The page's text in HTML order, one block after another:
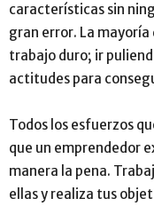
características sin
gran error. La mayoría
trabajo duro; ir
actitudes para
Todos los esfuerzos
que un emprendedor
manera la pena.
ellas y realiza tus